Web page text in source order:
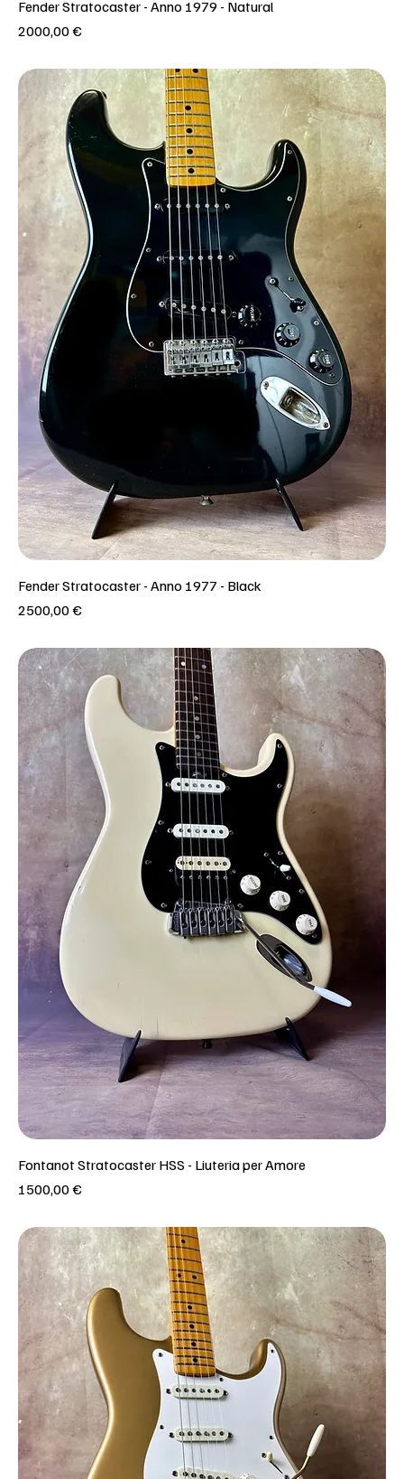
Fender Stratocaster - Anno 1979 - Natural
Prezzo
2000,00 €
Fender Stratocaster - Anno 1977 - Black
Prezzo
2500,00 €
Fontanot Stratocaster HSS - Liuteria per Amore
Prezzo
1500,00 €